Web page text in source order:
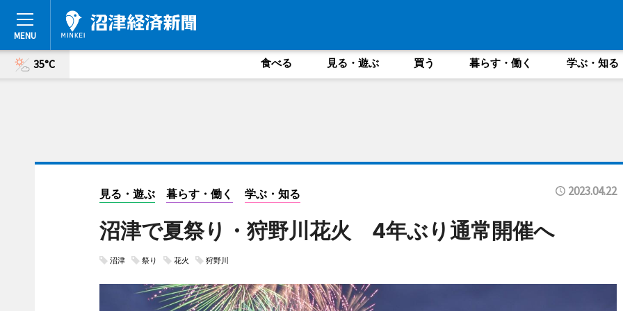
35°C 食べる 見る・遊ぶ 買う 暮らす・働く 学ぶ・知る
見る・遊ぶ 暮らす・働く 学ぶ・知る 2023.04.22
沼津で夏祭り・狩野川花火 4年ぶり通常開催へ
沼津 祭り 花火 狩野川